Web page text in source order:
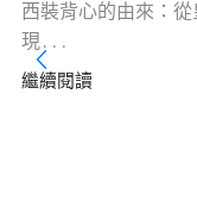
西裝背心的由來：
現...
繼續閱讀